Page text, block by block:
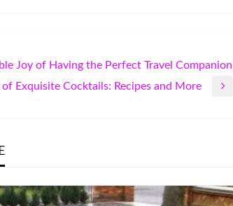
Joy of Having the Perfect Travel Companion
Exquisite Cocktails: Recipes and More